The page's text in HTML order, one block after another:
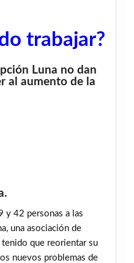
trabajar?
Luna no dan
al aumento de la
y 42 personas a las
una asociación de
tenido que reorientar su
nuevos problemas de